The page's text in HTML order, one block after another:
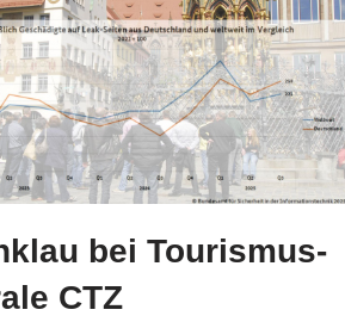
bei Tourismus-
CTZ